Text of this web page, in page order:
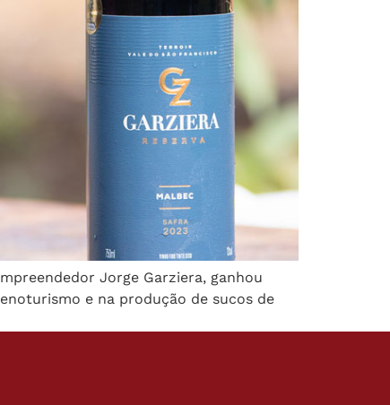
Jorge Garziera, ganhou
e na produção de sucos de